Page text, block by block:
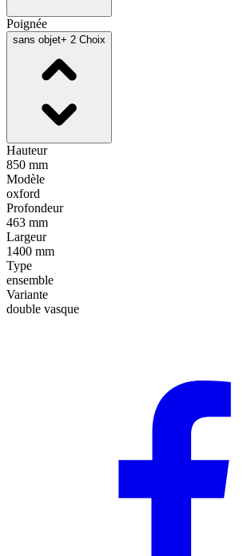
Poignée
sans objet+ 2 Choix
Hauteur
850 mm
Modèle
oxford
Profondeur
463 mm
Largeur
1400 mm
Type
ensemble
Variante
double vasque